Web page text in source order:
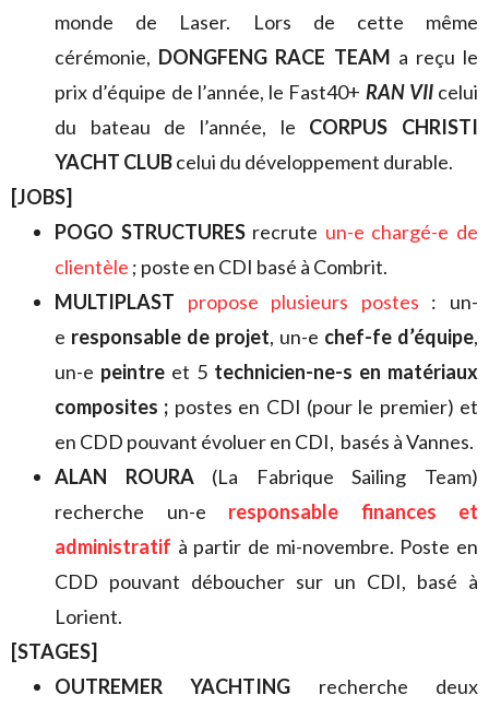
monde de Laser. Lors de cette même
cérémonie, DONGFENG RACE TEAM a reçu le
prix d’équipe de l’année, le Fast40+ RAN VIIcelui
du bateau de l’année, le CORPUS CHRISTI
YACHT CLUBcelui du développement durable.
[JOBS]
POGO STRUCTURESrecrute un-e chargé-e de
clientèle ; poste en CDI basé à Combrit.
MULTIPLAST
propose plusieurs postes : un-
e responsable de projet, un-e chef-fe d’équipe,
un-e peintre et 5 technicien-ne-s en matériaux
composites ; postes en CDI (pour le premier) et
en CDD pouvant évoluer en CDI, basés à Vannes.
ALAN ROURA(La Fabrique Sailing Team)
recherche un-e responsable finances et
administratif à partir de mi-novembre. Poste en
CDD pouvant déboucher sur un CDI, basé à
Lorient.
[STAGES]
OUTREMER YACHTING recherche deux